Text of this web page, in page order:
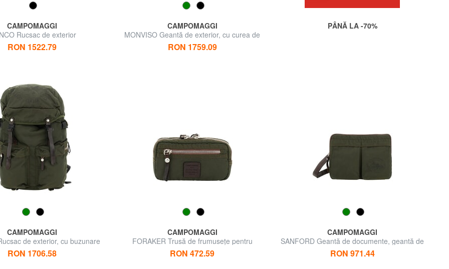
CAMPOMAGGI
Rucsac de exterior
RON 1522.79
CAMPOMAGGI
MONVISO Geantă de exterior, cu curea de
umăr
RON 1759.09
PÂNĂ LA -70%
CAMPOMAGGI
de exterior, cu buzunare
multiple
RON 1706.58
CAMPOMAGGI
FORAKER Trusă de frumusețe pentru
călătorii
RON 472.59
CAMPOMAGGI
SANFORD Geantă de documente, geantă de
umăr
RON 971.44